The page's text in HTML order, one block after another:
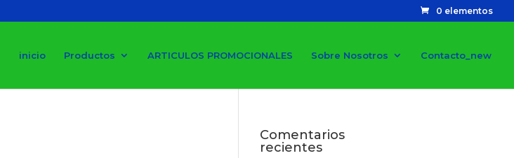
0 elementos
inicio Productos ARTICULOS PROMOCIONALES Sobre Nosotros Contacto_new
Comentarios
recientes